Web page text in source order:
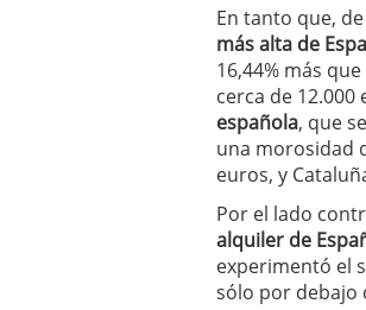
En tanto que,
más alta de
16,44% más
cerca de 12.000
española, que
una morosidad
euros, y
Por el lado
alquiler de
experimentó el
sólo por debajo